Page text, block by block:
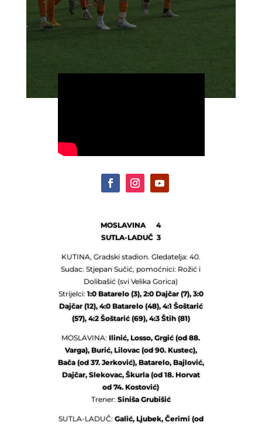
MOSLAVINA 4
SUTLA-LADUČ 3
KUTINA, Gradski stadion. Gledatelja: 40.
Sudac: Stjepan Sučić, pomoćnici: Rožić i
Dolibašić (svi Velika Gorica)
Strijelci: 1:0 Batarelo (3), 2:0 Dajčar (7), 3:0
Dajčar (12), 4:0 Batarelo (48), 4:1 Šoštarić
(57), 4:2 Šoštarić (69), 4:3 Štih (81)
MOSLAVINA: Ilinić, Losso, Grgić (od 88.
Varga), Burić, Lilovac (od 90. Kustec),
Bača (od 37. Jerković), Batarelo, Bajlović,
Dajčar, Slekovac, Škurla (od 18. Horvat
od 74. Kostović)
Trener: Siniša Grubišić
SUTLA-LADUČ: Galić, Ljubek, Čerimi (od